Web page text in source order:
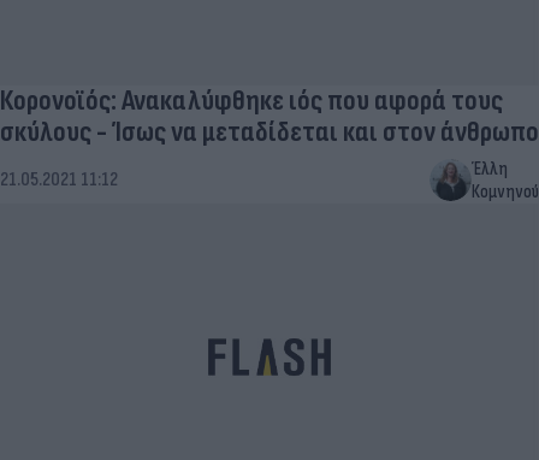
Κορονοϊός: Ανακαλύφθηκε ιός που αφορά τους
σκύλους - Ίσως να μεταδίδεται και στον άνθρωπο
21.05.2021 11:12
Έλλη
Κομνηνού